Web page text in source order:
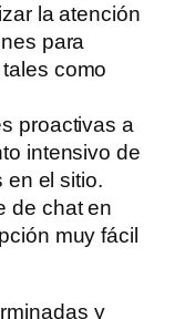
la atención
para
como
proactivas a
intensivo de
en el sitio.
de chat en
muy fácil
y